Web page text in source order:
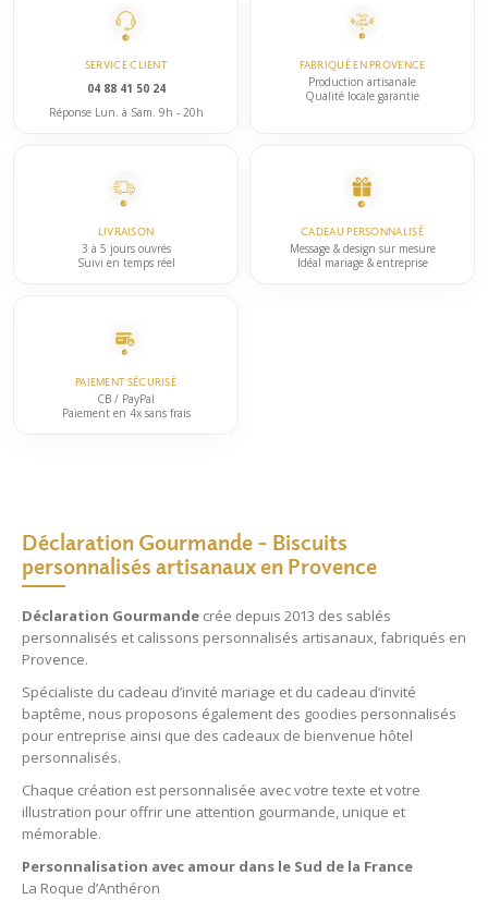
SERVICE CLIENT
04 88 41 50 24
Réponse Lun. à Sam. 9h - 20h
FABRIQUÉ EN PROVENCE
Production artisanale
Qualité locale garantie
LIVRAISON
3 à 5 jours ouvrés
Suivi en temps réel
CADEAU PERSONNALISÉ
Message & design sur mesure
Idéal mariage & entreprise
PAIEMENT SÉCURISÉ
CB / PayPal
Paiement en 4x sans frais
Déclaration Gourmande – Biscuits
personnalisés artisanaux en Provence
Déclaration Gourmande crée depuis 2013 des sablés
personnalisés et calissons personnalisés artisanaux, fabriqués en
Provence.
Spécialiste du cadeau d’invité mariage et du cadeau d’invité
baptême, nous proposons également des goodies personnalisés
pour entreprise ainsi que des cadeaux de bienvenue hôtel
personnalisés.
Chaque création est personnalisée avec votre texte et votre
illustration pour offrir une attention gourmande, unique et
mémorable.
Personnalisation avec amour dans le Sud de la France
La Roque d’Anthéron